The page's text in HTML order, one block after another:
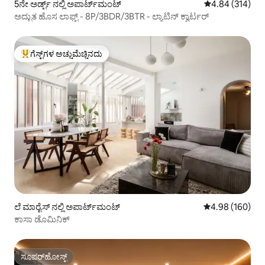
5ನೇ ಅರ್ಡ್ಟ್ ನಲ್ಲಿ ಅಪಾರ್ಟ್‌ಮಂಟ್ 5 ರಲ್ಲಿ 4.84
4.84 (314)
ಅದ್ಭುತ ಹೊಸ ಲಾಫ್ಟ್ - 8P/3BDR/3BTR - ಲ್ಯಾಟಿನ್ ಕ್ವಾರ್ಟರ್
ಗೆಸ್ಟ್‌ಗಳಿಗೆ ಅತಿ ಹೆಚ್ಚು ಅಚ್ಚುಮೆಚ್ಚಿನದು
ಗೆಸ್ಟ್‌ಗಳ ಅಚ್ಚುಮೆಚ್ಚಿನದು
ಲೆ ಮಾರೈಸ್ ನಲ್ಲಿ ಅಪಾರ್ಟ್‌ಮಂಟ್ 5 ರಲ್ಲಿ 4.98
4.98 (160)
ಕಾಸಾ ಡೊಮಿನಿಕ್
ಸೂಪರ್‌ಹೋಸ್ಟ್
ಸೂಪರ್‌ಹೋಸ್ಟ್